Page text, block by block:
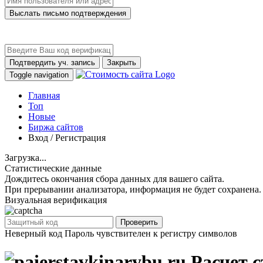
Выслать письмо подтверждения
Подтвердить уч. запись
Закрыть
Toggle navigation
Главная
Топ
Новые
Биржа сайтов
Вход / Регистрация
Загрузка...
Статистические данные
Дождитесь окончания сбора данных для вашего сайта.
При прерывании анализатора, информация не будет сохранена.
Визуальная верификация
Проверить
Неверный код Пароль чувствителен к регистру символов